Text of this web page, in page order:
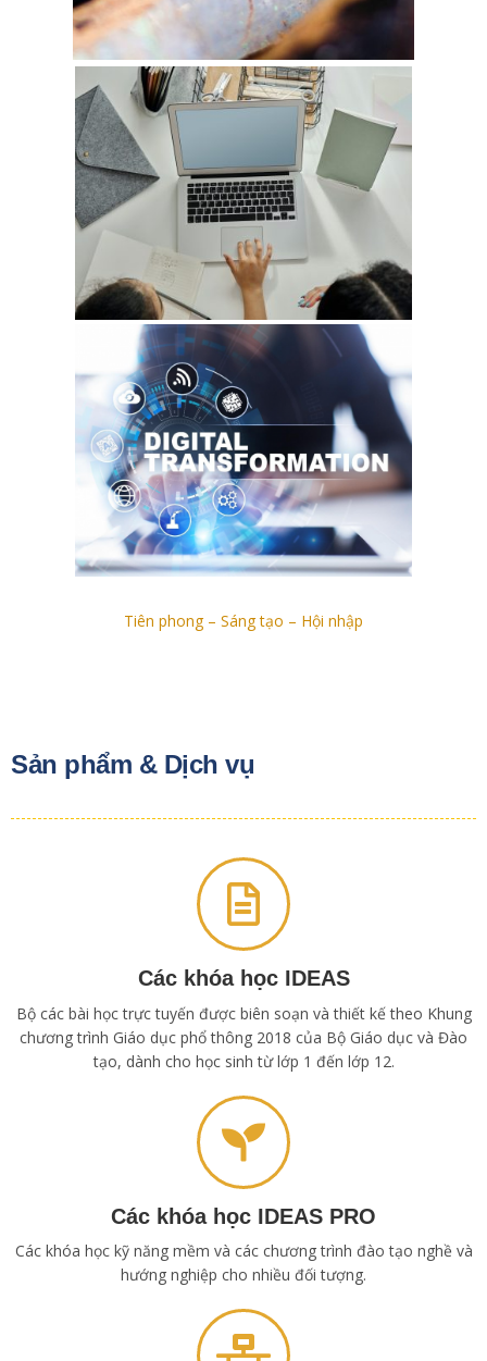
Tiên phong – Sáng tạo – Hội nhập
Sản phẩm & Dịch vụ
Các khóa học IDEAS
Bộ các bài học trực tuyến được biên soạn và thiết kế theo Khung
chương trình Giáo dục phổ thông 2018 của Bộ Giáo dục và Đào
tạo, dành cho học sinh từ lớp 1 đến lớp 12.
Các khóa học IDEAS PRO
Các khóa học kỹ năng mềm và các chương trình đào tạo nghề và
hướng nghiệp cho nhiều đối tượng.